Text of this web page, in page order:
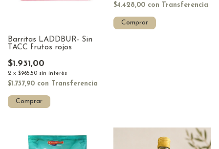
Barritas LADDBUR- Sin
TACC frutos rojos
$1.931,00
2 x $965,50 sin interés
$1.737,90 con Transferencia
Comprar
$4.428,00 con Transferencia